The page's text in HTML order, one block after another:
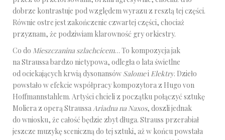
dobrze kontrastuje pod względem wyrazu z resztą tej części.
Równie ostre jest zakończenie czwartej części, chociaż
przyznam, że podziwiam klarowność gry orkiestry.
Co do Mieszczanina szlachcicem… To kompozycja jak
na Straussa bardzo nietypowa, odległa o lata świetlne
od ociekających krwią dysonansów Salomei Elektry. Dzieło
powstało w efekcie współpracy kompozytora z Hugo von
Hoffmannstahlem. Artyści chcieli z początku połączyć sztukę
Moliera z operą StraussaAriadna na Naxos, doszli jednak
do wniosku, że całość będzie zbyt długa. Strauss przerabiał
jeszcze muzykę sceniczną do tej sztuki, aż w końcu powstała